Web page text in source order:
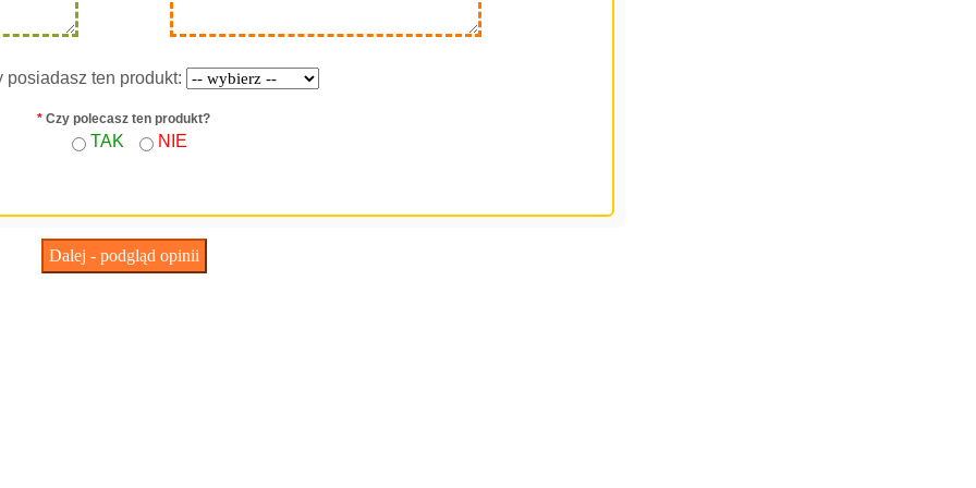
posiadasz ten produkt:
* Czy polecasz ten produkt?
TAK NIE